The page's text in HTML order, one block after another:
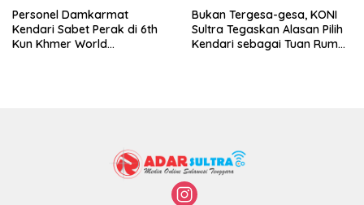
Personel Damkarmat
Kendari Sabet Perak di 6th
Kun Khmer World
Bukan Tergesa-gesa, KONI
Sultra Tegaskan Alasan Pilih
Kendari sebagai Tuan Rumah